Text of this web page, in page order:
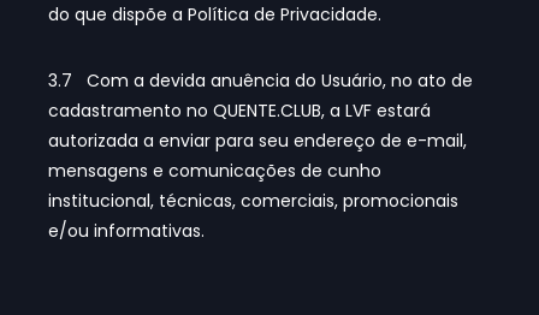
do que dispõe a Política de Privacidade.
3.7 Com a devida anuência do Usuário, no ato de
cadastramento no QUENTE.CLUB, a LVF estará
autorizada a enviar para seu endereço de e-mail,
mensagens e comunicações de cunho
institucional, técnicas, comerciais, promocionais
e/ou informativas.